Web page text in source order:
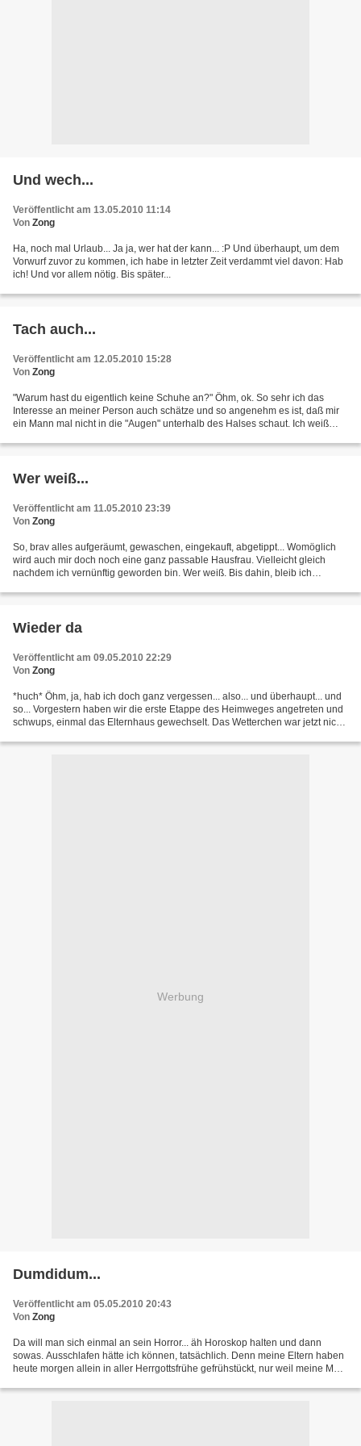
Und wech...
Veröffentlicht am 13.05.2010 11:14
Von Zong
Ha, noch mal Urlaub... Ja ja, wer hat der kann... :P Und überhaupt, um dem
Vorwurf zuvor zu kommen, ich habe in letzter Zeit verdammt viel davon: Hab
ich! Und vor allem nötig. Bis später...
Tach auch...
Veröffentlicht am 12.05.2010 15:28
Von Zong
"Warum hast du eigentlich keine Schuhe an?" Öhm, ok. So sehr ich das
Interesse an meiner Person auch schätze und so angenehm es ist, daß mir
ein Mann mal nicht in die "Augen" unterhalb des Halses schaut. Ich weiß
Wer weiß...
Veröffentlicht am 11.05.2010 23:39
Von Zong
So, brav alles aufgeräumt, gewaschen, eingekauft, abgetippt... Womöglich
wird auch mir doch noch eine ganz passable Hausfrau. Vielleicht gleich
nachdem ich vernünftig geworden bin. Wer weiß. Bis dahin, bleib ich
Wieder da
Veröffentlicht am 09.05.2010 22:29
Von Zong
*huch* Öhm, ja, hab ich doch ganz vergessen... also... und überhaupt... und
so... Vorgestern haben wir die erste Etappe des Heimweges angetreten und
schwups, einmal das Elternhaus gewechselt. Das Wetterchen war jetzt nicht
Werbung
Dumdidum...
Veröffentlicht am 05.05.2010 20:43
Von Zong
Da will man sich einmal an sein Horror... äh Horoskop halten und dann
sowas. Ausschlafen hätte ich können, tatsächlich. Denn meine Eltern haben
heute morgen allein in aller Herrgottsfrühe gefrühstückt, nur weil meine Mum